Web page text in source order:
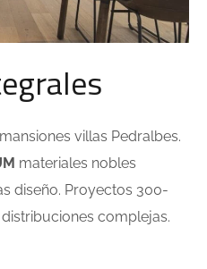
villas Pedralbes.
materiales nobles
diseño. Proyectos 300-
complejas.